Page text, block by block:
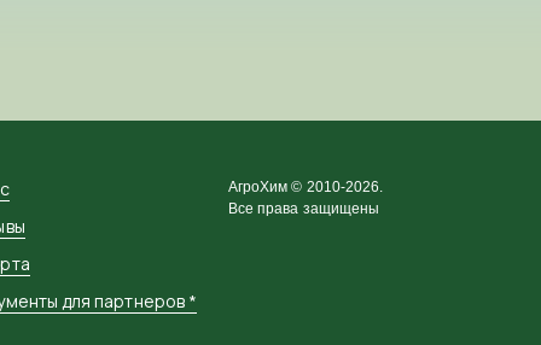
для партнеров *
АгроХим © 2010-2026.
Все права защищены